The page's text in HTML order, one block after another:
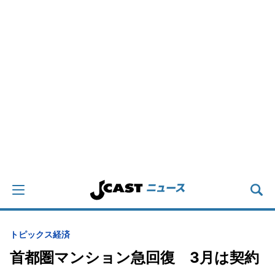
トピックス経済
首都圏マンション急回復 3月は契約